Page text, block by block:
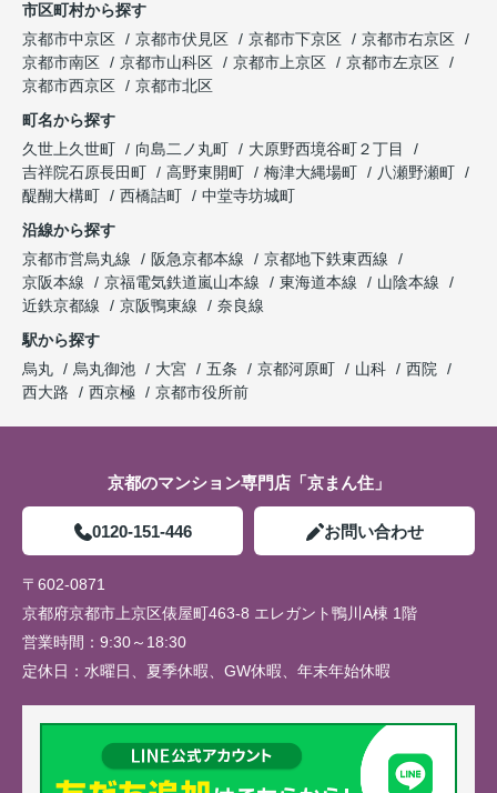
市区町村から探す
京都市中京区
京都市伏見区 京都市下京区
京都市右京区
京都市南区
京都市山科区 京都市上京区
京都市左京区
京都市西京区
京都市北区
町名から探す
久世上久世町
向島二ノ丸町
大原野西境谷町２丁目
吉祥院石原長田町
高野東開町 梅津大縄場町
八瀬野瀬町
醍醐大構町
西橋詰町
中堂寺坊城町
沿線から探す
京都市営烏丸線
阪急京都本線
京都地下鉄東西線
京阪本線
京福電気鉄道嵐山本線 東海道本線
山陰本線
近鉄京都線
京阪鴨東線
奈良線
駅から探す
烏丸
烏丸御池 大宮 五条 京都河原町 山科
西院
西大路
西京極 京都市役所前
京都のマンション専門店「京まん住」
0120-151-446 お問い合わせ
〒602-0871
京都府京都市上京区俵屋町463-8 エレガント鴨川A棟 1階
営業時間： 9:30～18:30
定休日： 水曜日、夏季休暇、GW休暇、年末年始休暇